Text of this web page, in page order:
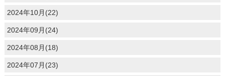
2024年10月(22)
2024年09月(24)
2024年08月(18)
2024年07月(23)